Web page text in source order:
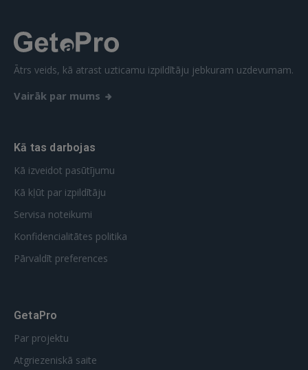
 Sign in with Apple
Ātrs veids, kā atrast uzticamu izpildītāju jebkuram uzdevumam.
Vairāk par mums
Kā tas darbojas
Kā izveidot pasūtījumu
Kā kļūt par izpildītāju
Servisa noteikumi
Konfidencialitātes politika
Pārvaldīt preferences
GetaPro
Par projektu
Atgriezeniskā saite